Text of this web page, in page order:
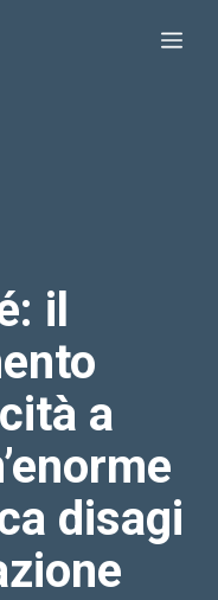
il
a
disagi